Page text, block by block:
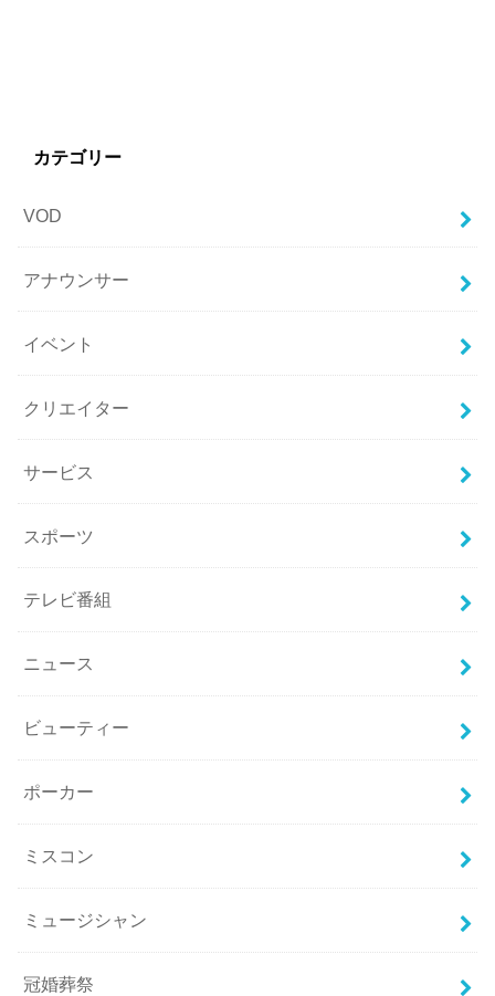
カテゴリー
VOD
アナウンサー
イベント
クリエイター
サービス
スポーツ
テレビ番組
ニュース
ビューティー
ポーカー
ミスコン
ミュージシャン
冠婚葬祭